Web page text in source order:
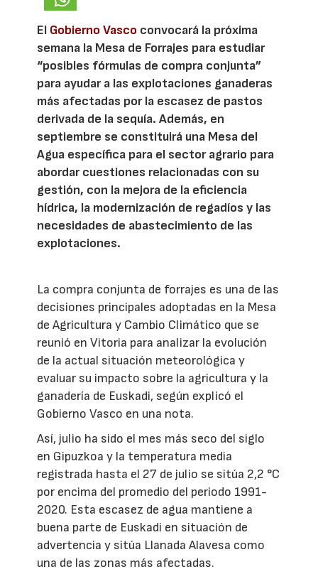
El Gobierno Vasco convocará la próxima
semana la Mesa de Forrajes para estudiar
“posibles fórmulas de compra conjunta”
para ayudar a las explotaciones ganaderas
más afectadas por la escasez de pastos
derivada de la sequía. Además, en
septiembre se constituirá una Mesa del
Agua específica para el sector agrario para
abordar cuestiones relacionadas con su
gestión, con la mejora de la eficiencia
hídrica, la modernización de regadíos y las
necesidades de abastecimiento de las
explotaciones.
La compra conjunta de forrajes es una de las
decisiones principales adoptadas en la Mesa
de Agricultura y Cambio Climático que se
reunió en Vitoria para analizar la evolución
de la actual situación meteorológica y
evaluar su impacto sobre la agricultura y la
ganadería de Euskadi, según explicó el
Gobierno Vasco en una nota.
Así, julio ha sido el mes más seco del siglo
en Gipuzkoa y la temperatura media
registrada hasta el 27 de julio se sitúa 2,2 °C
por encima del promedio del periodo 1991-
2020. Esta escasez de agua mantiene a
buena parte de Euskadi en situación de
advertencia y sitúa Llanada Alavesa como
una de las zonas más afectadas.